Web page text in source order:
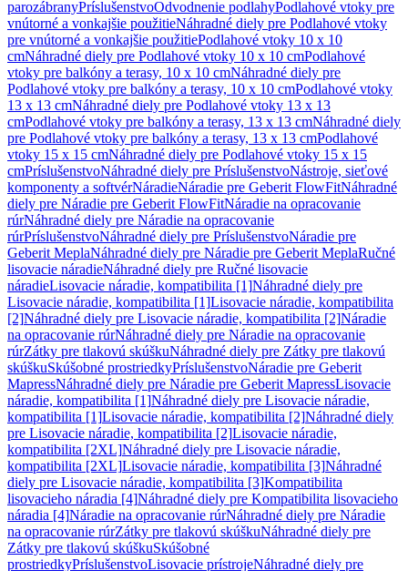
parozábranyPríslušenstvoOdvodnenie podlahyPodlahové vtoky pre
vnútorné a vonkajšie použitieNáhradné diely pre Podlahové vtoky
pre vnútorné a vonkajšie použitiePodlahové vtoky 10 x 10
cmNáhradné diely pre Podlahové vtoky 10 x 10 cmPodlahové
vtoky pre balkóny a terasy, 10 x 10 cmNáhradné diely pre
Podlahové vtoky pre balkóny a terasy, 10 x 10 cmPodlahové vtoky
13 x 13 cmNáhradné diely pre Podlahové vtoky 13 x 13
cmPodlahové vtoky pre balkóny a terasy, 13 x 13 cmNáhradné diely
pre Podlahové vtoky pre balkóny a terasy, 13 x 13 cmPodlahové
vtoky 15 x 15 cmNáhradné diely pre Podlahové vtoky 15 x 15
cmPríslušenstvoNáhradné diely pre PríslušenstvoNástroje, sieťové
komponenty a softvérNáradieNáradie pre Geberit FlowFitNáhradné
diely pre Náradie pre Geberit FlowFitNáradie na opracovanie
rúrNáhradné diely pre Náradie na opracovanie
rúrPríslušenstvoNáhradné diely pre PríslušenstvoNáradie pre
Geberit MeplaNáhradné diely pre Náradie pre Geberit MeplaRučné
lisovacie náradieNáhradné diely pre Ručné lisovacie
náradieLisovacie náradie, kompatibilita [1]Náhradné diely pre
Lisovacie náradie, kompatibilita [1]Lisovacie náradie, kompatibilita
[2]Náhradné diely pre Lisovacie náradie, kompatibilita [2]Náradie
na opracovanie rúrNáhradné diely pre Náradie na opracovanie
rúrZátky pre tlakovú skúškuNáhradné diely pre Zátky pre tlakovú
skúškuSkúšobné prostriedkyPríslušenstvoNáradie pre Geberit
MapressNáhradné diely pre Náradie pre Geberit MapressLisovacie
náradie, kompatibilita [1]Náhradné diely pre Lisovacie náradie,
kompatibilita [1]Lisovacie náradie, kompatibilita [2]Náhradné diely
pre Lisovacie náradie, kompatibilita [2]Lisovacie náradie,
kompatibilita [2XL]Náhradné diely pre Lisovacie náradie,
kompatibilita [2XL]Lisovacie náradie, kompatibilita [3]Náhradné
diely pre Lisovacie náradie, kompatibilita [3]Kompatibilita
lisovacieho náradia [4]Náhradné diely pre Kompatibilita lisovacieho
náradia [4]Náradie na opracovanie rúrNáhradné diely pre Náradie
na opracovanie rúrZátky pre tlakovú skúškuNáhradné diely pre
Zátky pre tlakovú skúškuSkúšobné
prostriedkyPríslušenstvoLisovacie prístrojeNáhradné diely pre